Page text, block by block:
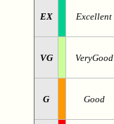
EX Excellent
VG VeryGood
G Good